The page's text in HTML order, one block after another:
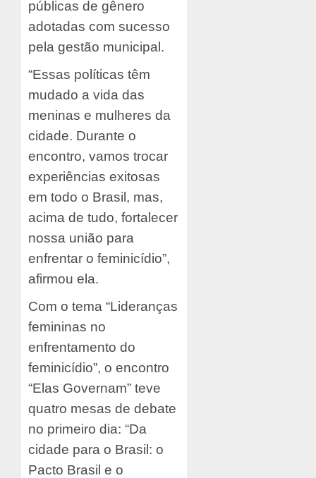
públicas de gênero
adotadas com sucesso
pela gestão municipal.
“Essas políticas têm
mudado a vida das
meninas e mulheres da
cidade. Durante o
encontro, vamos trocar
experiências exitosas
em todo o Brasil, mas,
acima de tudo, fortalecer
nossa união para
enfrentar o feminicídio”,
afirmou ela.
Com o tema “Lideranças
femininas no
enfrentamento do
feminicídio”, o encontro
“Elas Governam” teve
quatro mesas de debate
no primeiro dia: “Da
cidade para o Brasil: o
Pacto Brasil e o